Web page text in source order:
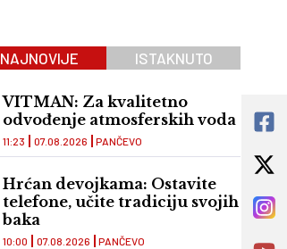
NAJNOVIJE ISTAKNUTO
VITMAN: Za kvalitetno
odvođenje atmosferskih voda
PANČEVO
11:23 07.08.2026
Hrćan devojkama: Ostavite
telefone, učite tradiciju svojih
baka
PANČEVO
10:00 07.08.2026